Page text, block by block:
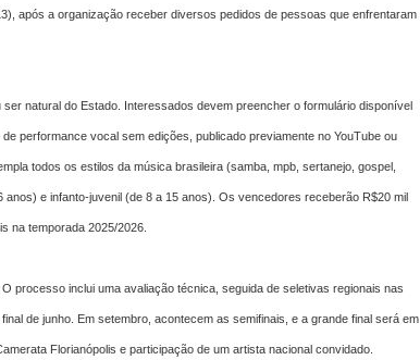
após a organização receber diversos pedidos de pessoas que enfrentaram
natural do Estado. Interessados devem preencher o formulário disponível
performance vocal sem edições, publicado previamente no YouTube ou
todos os estilos da música brasileira (samba, mpb, sertanejo, gospel,
e infanto-juvenil (de 8 a 15 anos). Os vencedores receberão R$20 mil
na temporada 2025/2026.
processo inclui uma avaliação técnica, seguida de seletivas regionais nas
de junho. Em setembro, acontecem as semifinais, e a grande final será em
Florianópolis e participação de um artista nacional convidado.